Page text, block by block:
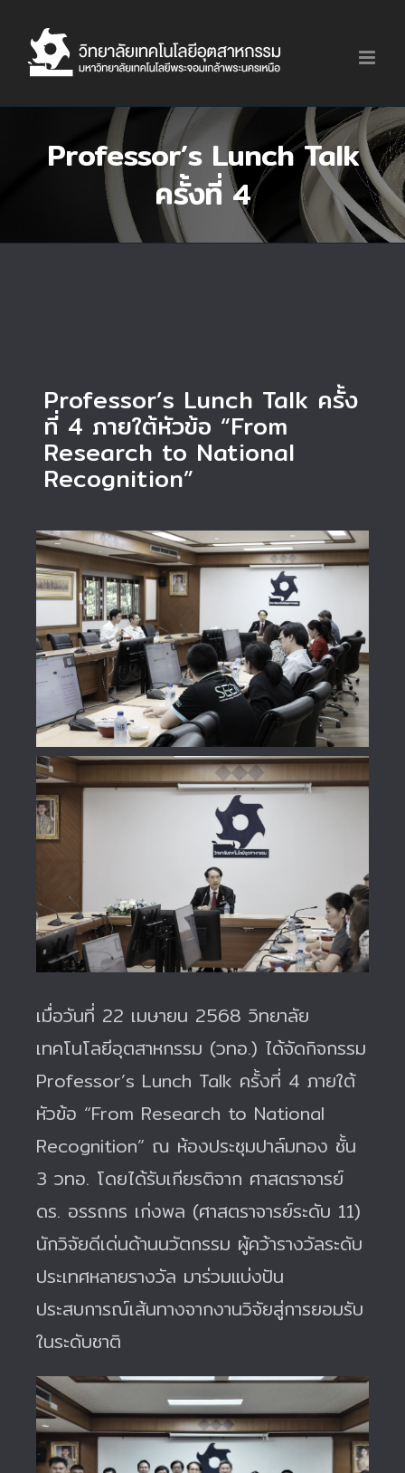
content
Professor’s Lunch Talk
ครั้งที่ 4
Professor’s Lunch Talk ครั้ง
ที่ 4 ภายใต้หัวข้อ “From
Research to National
Recognition”
เมื่อวันที่ 22 เมษายน 2568 วิทยาลัย
เทคโนโลยีอุตสาหกรรม (วทอ.) ได้จัดกิจกรรม
Professor’s Lunch Talk ครั้งที่ 4 ภายใต้
หัวข้อ “From Research to National
Recognition” ณ ห้องประชุมปาล์มทอง ชั้น
3 วทอ. โดยได้รับเกียรติจาก ศาสตราจารย์
ดร. อรรถกร เก่งพล (ศาสตราจารย์ระดับ 11)
นักวิจัยดีเด่นด้านนวัตกรรม ผู้คว้ารางวัลระดับ
ประเทศหลายรางวัล มาร่วมแบ่งปัน
ประสบการณ์เส้นทางจากงานวิจัยสู่การยอมรับ
ในระดับชาติ